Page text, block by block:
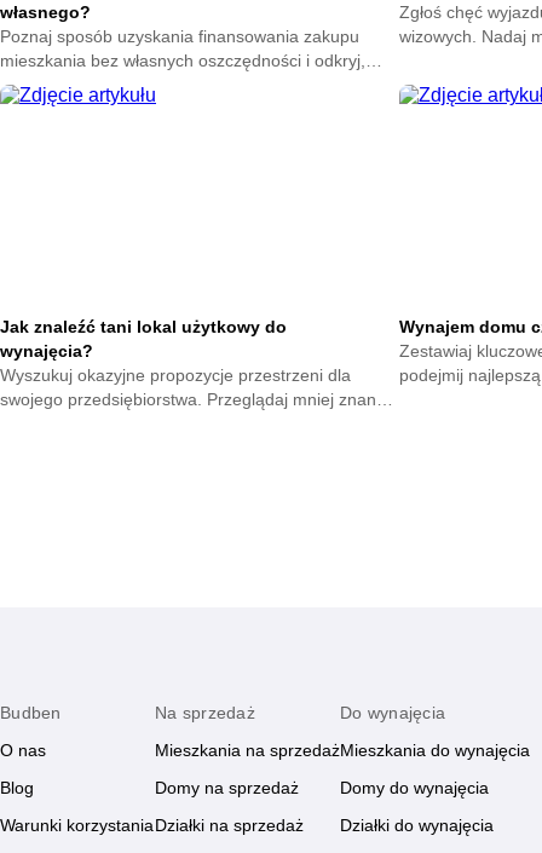
własnego?
Poznaj sposób uzyskania finansowania zakupu
mieszkania bez własnych oszczędności i odkryj,
jakie warunki trzeba spełnić, by skorzystać z takiej
możliwości. Zdobądź jasne wprowadzenie do
Zgłoś chęć
wizowych. Nadaj
Ciebie stanie.
Jak znaleźć tani lokal użytkowy do
wynajęcia?
Wyszukuj okazyjne propozycje przestrzeni dla
swojego przedsiębiorstwa. Przeglądaj mniej znane
Wynajem domu
Zestawiaj
podejmij
Budben
O nas
Blog
Warunki korzystania
Na sprzedaż
Mieszkania na sprzedaż
Domy na sprzedaż
Działki na sprzedaż
Do wynajęcia
Mieszkania do wynajęcia
Domy do wynajęcia
Działki do wynajęcia